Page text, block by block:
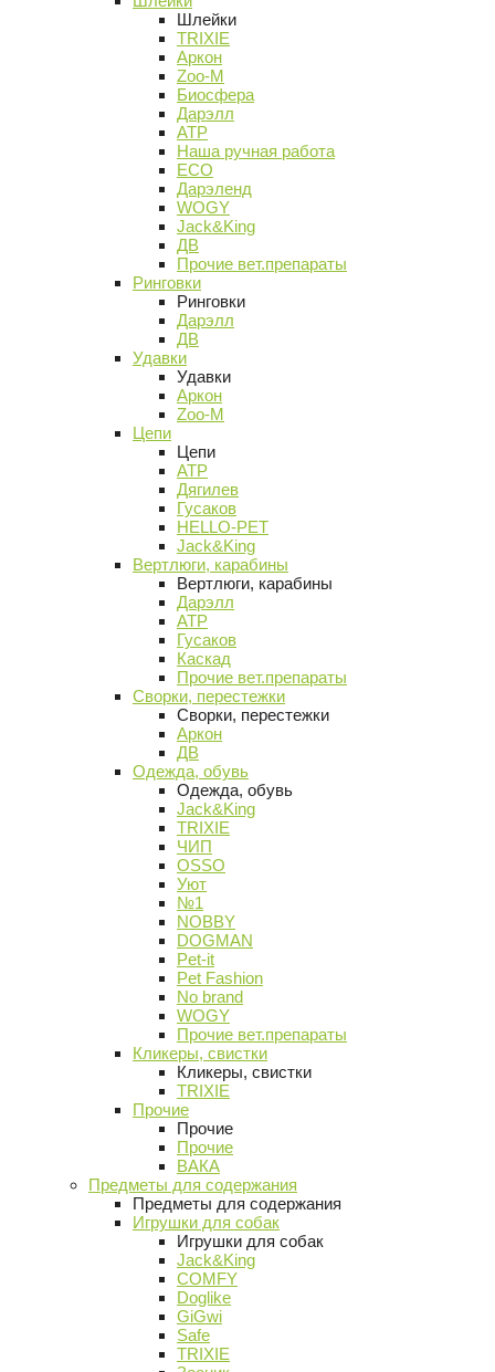
Шлейки
TRIXIE
Аркон
Zoo-M
Биосфера
Дарэлл
АТР
Наша ручная работа
ECO
Дарэленд
WOGY
Jack&King
ДВ
Прочие вет.препараты
Ринговки
Ринговки
Дарэлл
ДВ
Удавки
Удавки
Аркон
Zoo-M
Цепи
Цепи
АТР
Дягилев
Гусаков
HELLO-PET
Jack&King
Вертлюги, карабины
Вертлюги, карабины
Дарэлл
АТР
Гусаков
Каскад
Прочие вет.препараты
Сворки, перестежки
Сворки, перестежки
Аркон
ДВ
Одежда, обувь
Одежда, обувь
Jack&King
TRIXIE
ЧИП
OSSO
Уют
№1
NOBBY
DOGMAN
Pet-it
Pet Fashion
No brand
WOGY
Прочие вет.препараты
Кликеры, свистки
Кликеры, свистки
TRIXIE
Прочие
Прочие
Прочие
ВАКА
Предметы для содержания
Предметы для содержания
Игрушки для собак
Игрушки для собак
Jack&King
COMFY
Doglike
GiGwi
Safe
TRIXIE